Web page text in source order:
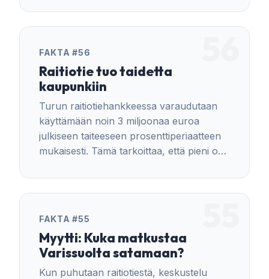
FAKTA #56
Raitiotie tuo taidetta
kaupunkiin
Turun raitiotiehankkeessa varaudutaan
käyttämään noin 3 miljoonaa euroa
julkiseen taiteeseen prosenttiperiaatteen
mukaisesti. Tämä tarkoittaa, että pieni osa
rakentamista.
FAKTA #55
Myytti: Kuka matkustaa
Varissuolta satamaan?
Kun puhutaan raitiotiestä, keskustelu